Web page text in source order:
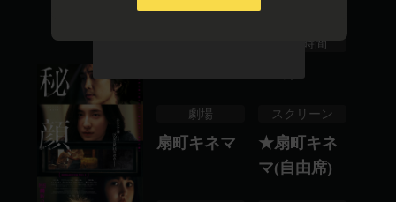
秘顔-ひがん-
上映時間
劇場
扇町キネマ
スクリーン
★扇町キネ
マ(自由席)